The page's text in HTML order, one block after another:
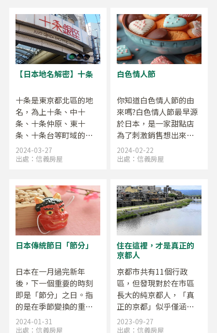
標，吸引了大量遊客和
商業活動。
禮品。到底什麼是「故
鄉納稅」呢？一起來看
看吧。
【日本地名解密】十条
十条是東京都北區的地
名，為上十条、中十
条、十条仲原、東十
条、十条台等町域的總
稱。其中，東十条位在
京濱東北線東側，與其
十条地域之間有許多斜
坡。
2024-03-27
出處： 信義房屋
白色情人節
你知道白色情人節的由
來嗎?白色情人節最早源
於日本，是一家甜點店
為了刺激銷售想出來的
主意，鼓吹在情人節收
到禮物的人要回送心意
特別促銷白巧克力，進
而演變成今天的大家所
熟知的樣貌。
2024-02-22
出處： 信義房屋
日本傳統節日「節分」
日本在一月過完新年
後，下一個重要的時刻
即是「節分」之日。指
的是在季節變換的重要
時刻，特別是為了告別
冬天、迎接春天的季節
2024-01-31
出處： 信義房屋
住在這裡，才是真正的
京都人
京都市共有11個行政
區，但發現對於在市區
長大的純京都人，「真
正的京都」似乎僅涵蓋
部分地區。讓我們一同
探索哪些區域才被認為
2023-09-27
出處： 信義房屋